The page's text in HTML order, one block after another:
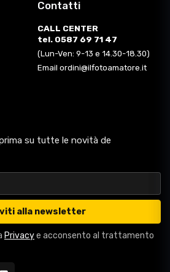
Contatti
CALL CENTER
tel. 0587 69 71 47
(Lun-Ven: 9-13 e 14.30-18.30)
Email ordini@ilfotoamatore.it
su tutte le novità de
alla newsletter
Privacye acconsento al trattamento